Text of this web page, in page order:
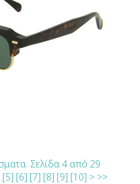
Σελίδα 4 από 29
[5] [6] [7] [8] [9] [10] > >>